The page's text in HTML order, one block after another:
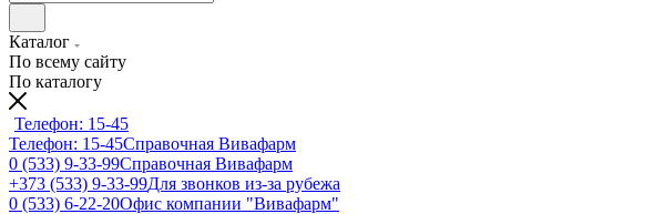
Каталог
По всему сайту
По каталогу
Телефон: 15-45
Телефон: 15-45Справочная Вивафарм
0 (533) 9-33-99Справочная Вивафарм
+373 (533) 9-33-99Для звонков из-за рубежа
0 (533) 6-22-20Офис компании "Вивафарм"